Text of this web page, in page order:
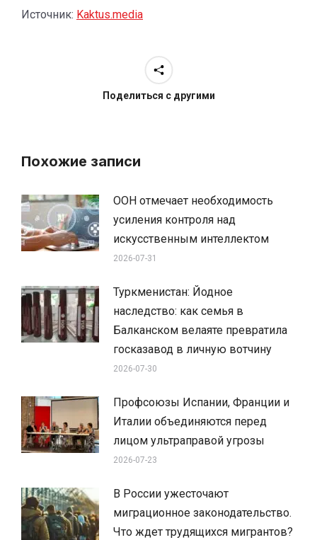
Источник: Kaktus.media
Поделиться с другими
Похожие записи
ООН отмечает необходимость
усиления контроля над
искусственным интеллектом
2026-07-31
Туркменистан: Йодное
наследство: как семья в
Балканском велаяте превратила
госказавод в личную вотчину
2026-07-30
Профсоюзы Испании, Франции и
Италии объединяются перед
лицом ультраправой угрозы
2026-07-23
В России ужесточают
миграционное законодательство.
Что ждет трудящихся мигрантов?